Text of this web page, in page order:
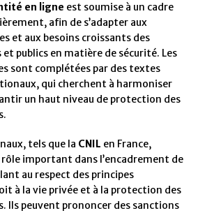
en ligne est soumise à un cadre
afin de s’adapter aux
et aux besoins croissants des
publics en matière de sécurité. Les
sont complétées par des textes
qui cherchent à harmoniser
un haut niveau de protection des
tels que la CNIL en France,
important dans l’encadrement de
au respect des principes
à la vie privée et à la protection des
Ils peuvent prononcer des sanctions